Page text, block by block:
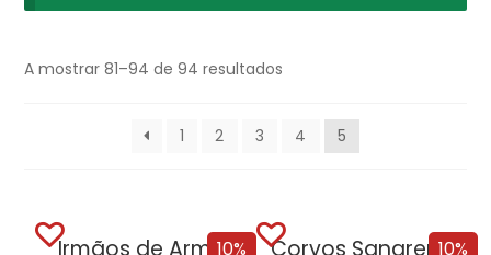
A mostrar 81–94 de 94 resultados
1 2 3 4 5
10%
Irmãos de Armas
10%
Corvos Sangrentos